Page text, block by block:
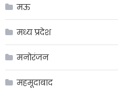
मऊ
मध्य प्रदेश
मनोरंजन
महमूदाबाद